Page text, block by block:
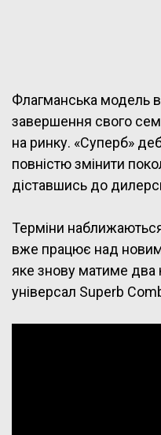
Флагманська модель
завершення свого
на ринку. «Суперб»
повністю змінити
діставшись до
Терміни
вже працює над
яке знову матиме два
універсал Superb